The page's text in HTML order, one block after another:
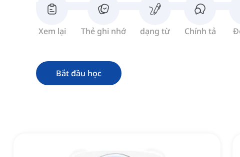
Xem lại Thẻ ghi nhớ dạng từ Chính tả
Bắt đầu học